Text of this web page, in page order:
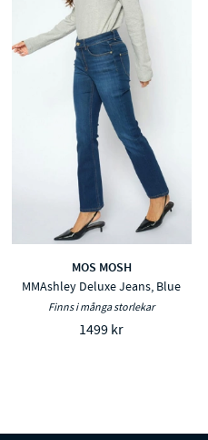
MOS MOSH
MMAshley Deluxe Jeans, Blue
Finns i många storlekar
1499 kr